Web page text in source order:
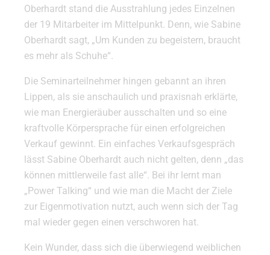
Oberhardt stand die Ausstrahlung jedes Einzelnen
der 19 Mitarbeiter im Mittelpunkt. Denn, wie Sabine
Oberhardt sagt, „Um Kunden zu begeistern, braucht
es mehr als Schuhe“.
Die Seminarteilnehmer hingen gebannt an ihren
Lippen, als sie anschaulich und praxisnah erklärte,
wie man Energieräuber ausschalten und so eine
kraftvolle Körpersprache für einen erfolgreichen
Verkauf gewinnt. Ein einfaches Verkaufsgespräch
lässt Sabine Oberhardt auch nicht gelten, denn „das
können mittlerweile fast alle“. Bei ihr lernt man
„Power Talking“ und wie man die Macht der Ziele
zur Eigenmotivation nutzt, auch wenn sich der Tag
mal wieder gegen einen verschworen hat.
Kein Wunder, dass sich die überwiegend weiblichen